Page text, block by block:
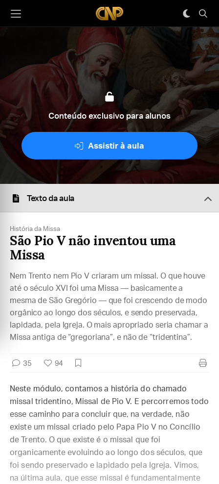
Conteúdo exclusivo para alunos
Assistir à aula
Texto da aula
História da Missa
São Pio V não inventou uma
Missa
Nem Trento nem Pio V criaram um missal. O que houve
até o século XVI foi uma Missa — basicamente a
mesma de São Gregório — que foi crescendo de modo
orgânico ao longo dos séculos, e sendo preservada,
lapidada, pela Igreja. O mais apropriado seria chamar a
Missa antiga de “gregoriana”, e não de “tridentina”.
35 94
Neste módulo, contamos a história do chamado
missal tridentino, Missal de Pio V. E percorremos todo
esse caminho para concluir que, na verdade, não
existe um missal criado pelo Papa Pio V no Concílio
de Trento. O que existe é o missal que foi
organicamente evoluindo ao longo dos séculos, que
foi sendo preservado e lapidado pela Igreja. Vimos,
na última aula, que esse missal é fundamentalmente